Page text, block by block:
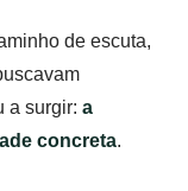
de escuta,
a surgir: a
concreta.